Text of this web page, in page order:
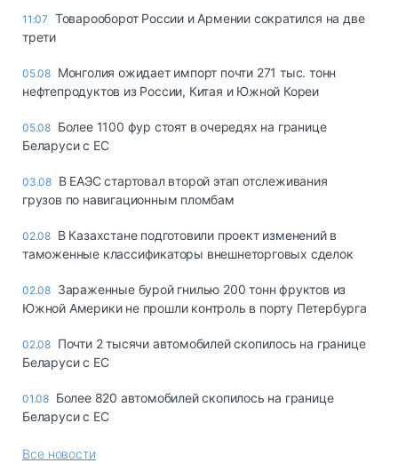
11:07 Товарооборот России и Армении сократился на две
трети
05.08 Монголия ожидает импорт почти 271 тыс. тонн
нефтепродуктов из России, Китая и Южной Кореи
05.08 Более 1100 фур стоят в очередях на границе
Беларуси с ЕС
03.08 В ЕАЭС стартовал второй этап отслеживания
грузов по навигационным пломбам
02.08 В Казахстане подготовили проект изменений в
таможенные классификаторы внешнеторговых сделок
02.08 Зараженные бурой гнилью 200 тонн фруктов из
Южной Америки не прошли контроль в порту Петербурга
02.08 Почти 2 тысячи автомобилей скопилось на границе
Беларуси с ЕС
01.08 Более 820 автомобилей скопилось на границе
Беларуси с ЕС
Все новости